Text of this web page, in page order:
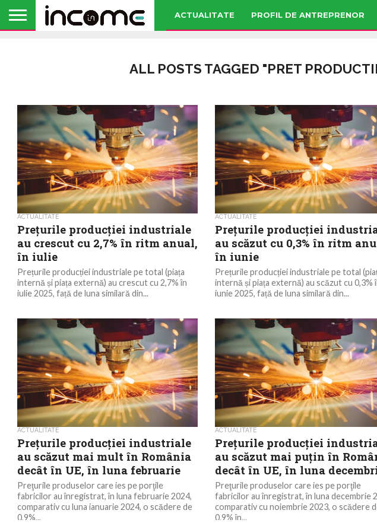
ACTUALITATE PROFIL DE ANTREPRENOR
ALL POSTS TAGGED "PRET
ACTUALITATE
Prețurile producției industriale
au crescut cu 2,7% în ritm anual,
în iulie
Prețurile producției industriale pe total (piața
internă și piața externă) au crescut cu 2,7% în
iulie 2025, față de luna similară din...
ACTUALITATE
Prețurile producției
au scăzut cu 0,3% în ritm
în iunie
Prețurile producției industriale pe total
internă și piața externă) au scăzut cu 0,3%
iunie 2025, față de luna similară din...
ACTUALITATE
Preţurile producţiei industriale
au scăzut mai mult în România
decât în UE, în luna februarie
Preţurile produselor care ies pe porţile
fabricilor au înregistrat, în luna februarie 2024,
comparativ cu luna ianuarie 2024, o scădere de
0,9%...
ACTUALITATE
Preţurile producţiei
au scăzut mai puţin în
decât în UE, în luna
Preţurile produselor care ies pe porţile
fabricilor au înregistrat, în luna decembrie
comparativ cu noiembrie 2023, o scădere
0,9% în...